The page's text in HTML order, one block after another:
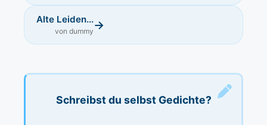
Alte Leiden...
von dummy →
Schreibst du selbst Gedichte?